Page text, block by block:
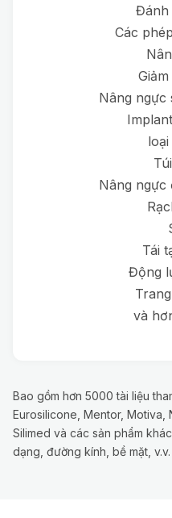
Đánh
Các
Nâng ngực
Nâng ngực
Tái
Động
và
Bao gồm hơn 5000 tài liệu
Eurosilicone, Mentor, Motiva,
Silimed và các sản phẩm
dạng, đường kính, bề mặt, v.v.